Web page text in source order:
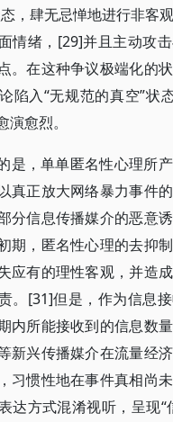
，肆无忌惮地进行非客
情绪，[29]并且主动攻
。在这种争议极端化的
陷入“无规范的真空”状
愈烈。
是，单单匿名性心理所
真正放大网络暴力事件的
分信息传播媒介的恶意
期，匿名性心理的去抑
应有的理性客观，并造
。[31]但是，作为信息
内所能接收到的信息数
新兴传播媒介在流量经
习惯性地在事件真相尚未
达方式混淆视听，呈现“